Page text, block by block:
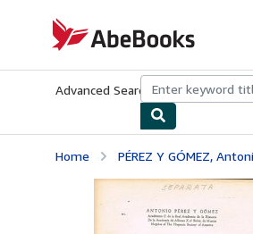
AbeBooks.com
Advanced Search Browse
Home PÉREZ Y GÓMEZ,